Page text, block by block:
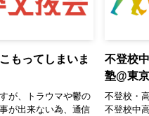
もってしまいま
が、トラウマや鬱の
が出来ない為、通信
不登校
塾@東
不登校・
不登校中